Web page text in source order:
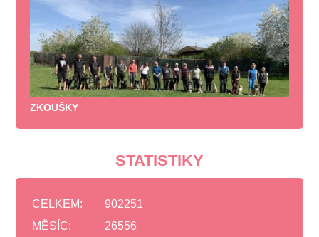
ZKOUŠKY
STATISTIKY
CELKEM:
902251
MĚSÍC:
26556